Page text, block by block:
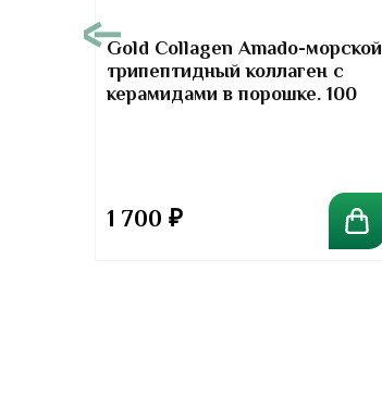
Gold Collagen Amado-морской
трипептидный коллаген с
керамидами в порошке. 100
1 700 ₽